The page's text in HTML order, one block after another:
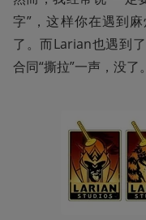
字”，这样你在遇到
了。而Larian也遇到
合同“撕拉”一声，没了。